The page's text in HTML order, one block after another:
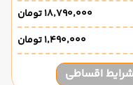
۱۸٬۷۹۰٬۰۰۰ تومان
۱٬۴۹۰٬۰۰۰ تومان
شرایط اقساطی